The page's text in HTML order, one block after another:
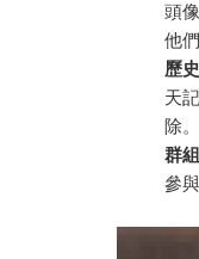
頭
他
歷
天
除。
群
參